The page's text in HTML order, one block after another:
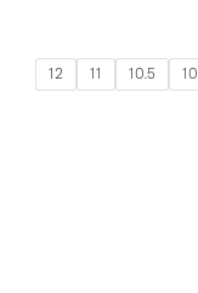
10
10.5
11
12